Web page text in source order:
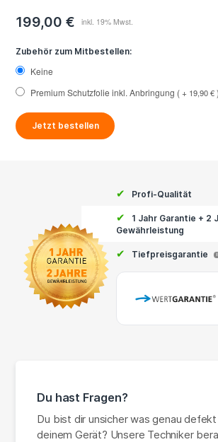
199,00 €
Zubehör zum Mitbestellen:
Keine
Premium Schutzfolie inkl. Anbringung
+ 19,90 €
Jetzt bestellen
✔ Profi-Qualität
✔
1 Jahr Garantie + 2
Gewährleistung
✔ Tiefpreisgarantie i
Du hast Fragen?
Du bist dir unsicher was genau
deinem Gerät? Unsere Techniker